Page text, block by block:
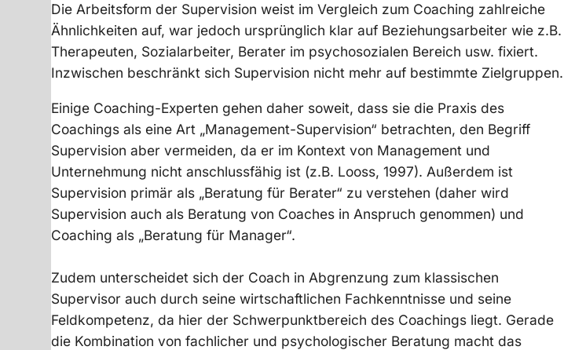
Die Arbeitsform der Supervision weist im Vergleich zum Coaching zahlreiche
Ähnlichkeiten auf, war jedoch ursprünglich klar auf Beziehungsarbeiter wie z.B.
Therapeuten, Sozialarbeiter, Berater im psychosozialen Bereich usw. fixiert.
Inzwischen beschränkt sich Supervision nicht mehr auf bestimmte Zielgruppen.
Einige Coaching-Experten gehen daher soweit, dass sie die Praxis des
Coachings als eine Art „Management-Supervision“ betrachten, den Begriff
Supervision aber vermeiden, da er im Kontext von Management und
Unternehmung nicht anschlussfähig ist (z.B. Looss, 1997). Außerdem ist
Supervision primär als „Beratung für Berater“ zu verstehen (daher wird
Supervision auch als Beratung von Coaches in Anspruch genommen) und
Coaching als „Beratung für Manager“.
Zudem unterscheidet sich der Coach in Abgrenzung zum klassischen
Supervisor auch durch seine wirtschaftlichen Fachkenntnisse und seine
Feldkompetenz, da hier der Schwerpunktbereich des Coachings liegt. Gerade
die Kombination von fachlicher und psychologischer Beratung macht das